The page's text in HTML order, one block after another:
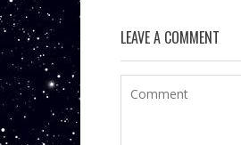
LEAVE A COMMENT